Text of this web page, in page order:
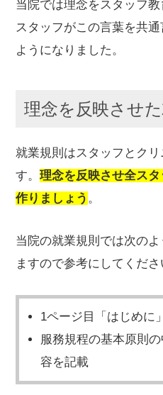
当院では理念をスタッフ
スタッフがこの言葉を共
ようになりました。
理念を反映させ
就業規則はスタッフとク
す。理念を反映させ全ス
作りましょう 。
当院の就業規則では次の
ますので参考にしてくださ
1ページ目「はじめに
服務規程の基本原則
容を記載